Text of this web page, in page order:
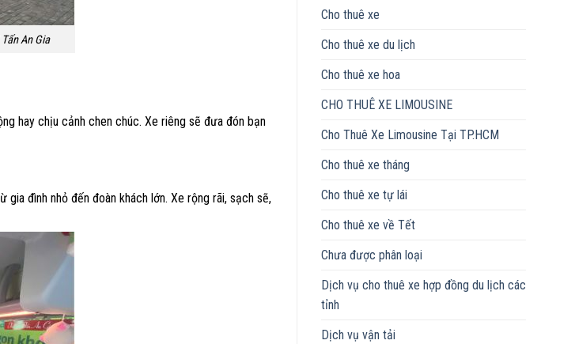
An Gia
hay chịu cảnh chen chúc. Xe riêng sẽ đưa đón bạn
đình nhỏ đến đoàn khách lớn. Xe rộng rãi, sạch sẽ,
Cho thuê xe
Cho thuê xe du lịch
Cho thuê xe hoa
CHO THUÊ XE LIMOUSINE
Cho Thuê Xe Limousine Tại TP.HCM
Cho thuê xe tháng
Cho thuê xe tự lái
Cho thuê xe về Tết
Chưa được phân loại
Dịch vụ cho thuê xe hợp đồng du lịch các
tỉnh
Dịch vụ vận tải